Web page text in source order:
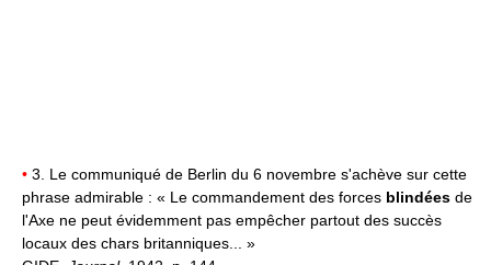
• 3. Le communiqué de Berlin du 6 novembre s'achève sur cette
phrase admirable : « Le commandement des forces blindées de
l'Axe ne peut évidemment pas empêcher partout des succès
locaux des chars britanniques... »